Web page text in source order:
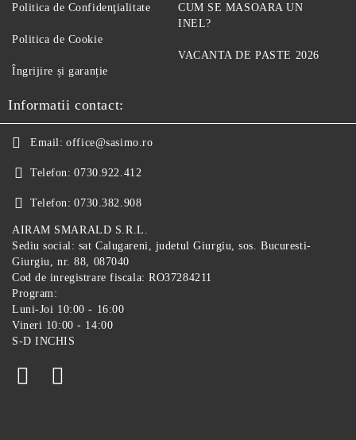
Politica de Confidenţialitate
Politica de Cookie
Îngrijire și garanție
CUM SE MASOARA UN
INEL?
VACANTA DE PASTE 2026
Informatii contact:
Email: office@sasimo.ro
Telefon: 0730.922.412
Telefon: 0730.382.908
AIRAM SMARALD S.R.L.
Sediu social: sat Calugareni, judetul Giurgiu, sos. Bucuresti-
Giurgiu, nr. 88, 087040
Cod de inregistrare fiscala: RO37284211
Program:
Luni-Joi 10:00 - 16:00
Vineri 10:00 - 14:00
S-D INCHIS